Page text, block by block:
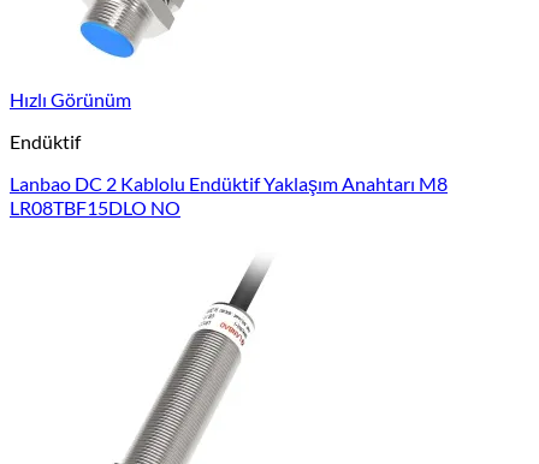
Hızlı Görünüm
Endüktif
Lanbao DC 2 Kablolu Endüktif Yaklaşım Anahtarı M8
LR08TBF15DLO NO